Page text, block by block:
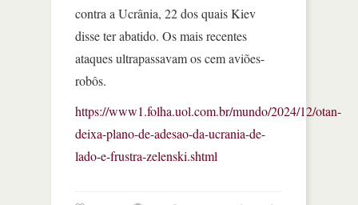
contra a Ucrânia, 22 dos quais Kiev
disse ter abatido. Os mais recentes
ataques ultrapassavam os cem aviões-
robôs.
https://www1.folha.uol.com.br/mundo/2024/12/otan-
deixa-plano-de-adesao-da-ucrania-de-
lado-e-frustra-zelenski.shtml